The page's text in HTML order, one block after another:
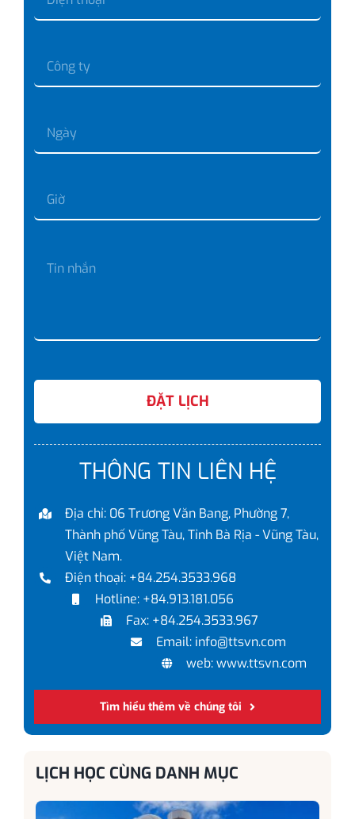
ĐẶT LỊCH
THÔNG TIN LIÊN HỆ
Địa chỉ: 06 Trương Văn Bang, Phường 7,
Thành phố Vũng Tàu, Tỉnh Bà Rịa - Vũng Tàu,
Việt Nam.
Điện thoại: +84.254.3533.968
Hotline: +84.913.181.056
Fax: +84.254.3533.967
Email: info@ttsvn.com
web: www.ttsvn.com
Tìm hiểu thêm về chúng tôi
LỊCH HỌC CÙNG DANH MỤC